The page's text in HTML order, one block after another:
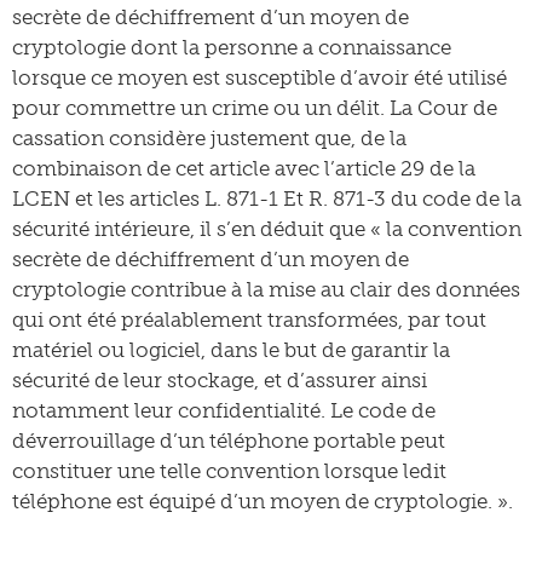
secrète de déchiffrement d’un moyen de
cryptologie dont la personne a connaissance
lorsque ce moyen est susceptible d’avoir été utilisé
pour commettre un crime ou un délit. La Cour de
cassation considère justement que, de la
combinaison de cet article avec l’article 29 de la
LCEN et les articles L. 871-1 Et R. 871-3 du code de la
sécurité intérieure, il s’en déduit que « la convention
secrète de déchiffrement d’un moyen de
cryptologie contribue à la mise au clair des données
qui ont été préalablement transformées, par tout
matériel ou logiciel, dans le but de garantir la
sécurité de leur stockage, et d’assurer ainsi
notamment leur confidentialité. Le code de
déverrouillage d’un téléphone portable peut
constituer une telle convention lorsque ledit
téléphone est équipé d’un moyen de cryptologie. ».